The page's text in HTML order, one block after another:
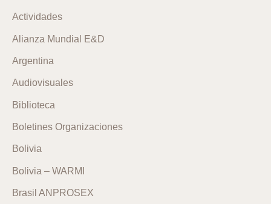
Actividades
Alianza Mundial E&D
Argentina
Audiovisuales
Biblioteca
Boletines Organizaciones
Bolivia
Bolivia – WARMI
Brasil ANPROSEX